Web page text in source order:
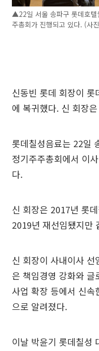
▲22일 서울 송파구 롯데호텔
주총회가 진행되고 있다. (사
신동빈 롯데 회장이
에 복귀했다. 신 회장
롯데칠성음료는 22일
정기주주총회에서 이
다.
신 회장은 2017년 롯
2019년 재선임됐지만
신 회장이 사내이사
은 책임경영 강화와
사업 확장 등에서 신속
으로 알려졌다.
이날 박윤기 롯데칠성